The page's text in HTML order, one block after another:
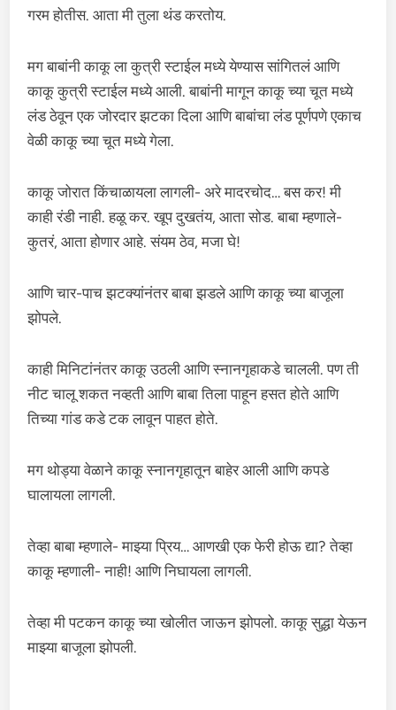
गरम होतीस. आता मी तुला थंड करतोय.
मग बाबांनी काकू ला कुत्री स्टाईल मध्ये येण्यास सांगितलं आणि
काकू कुत्री स्टाईल मध्ये आली. बाबांनी मागून काकू च्या चूत मध्ये
लंड ठेवून एक जोरदार झटका दिला आणि बाबांचा लंड पूर्णपणे एकाच
वेळी काकू च्या चूत मध्ये गेला.
काकू जोरात किंचाळायला लागली- अरे मादरचोद… बस कर! मी
काही रंडी नाही. हळू कर. खूप दुखतंय, आता सोड. बाबा म्हणाले-
कुतरं, आता होणार आहे. संयम ठेव, मजा घे!
आणि चार-पाच झटक्यांनंतर बाबा झडले आणि काकू च्या बाजूला
झोपले.
काही मिनिटांनंतर काकू उठली आणि स्नानगृहाकडे चालली. पण ती
नीट चालू शकत नव्हती आणि बाबा तिला पाहून हसत होते आणि
तिच्या गांड कडे टक लावून पाहत होते.
मग थोड्या वेळाने काकू स्नानगृहातून बाहेर आली आणि कपडे
घालायला लागली.
तेव्हा बाबा म्हणाले- माझ्या प्रिय… आणखी एक फेरी होऊ द्या? तेव्हा
काकू म्हणाली- नाही! आणि निघायला लागली.
तेव्हा मी पटकन काकू च्या खोलीत जाऊन झोपलो. काकू सुद्धा येऊन
माझ्या बाजूला झोपली.